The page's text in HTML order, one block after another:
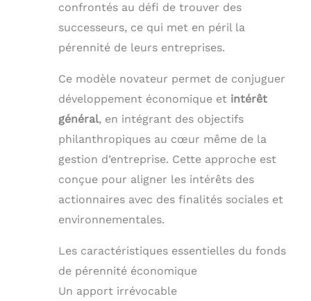
confrontés au défi de trouver des
successeurs, ce qui met en péril la
pérennité de leurs entreprises.
Ce modèle novateur permet de conjuguer
développement économique et intérêt
général, en intégrant des objectifs
philanthropiques au cœur même de la
gestion d’entreprise. Cette approche est
conçue pour aligner les intérêts des
actionnaires avec des finalités sociales et
environnementales.
Les caractéristiques essentielles du fonds
de pérennité économique
Un apport irrévocable